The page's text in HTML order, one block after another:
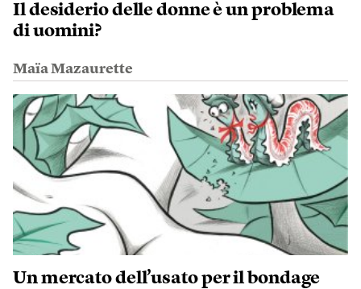
Il desiderio delle donne è un problema
di uomini?
Maïa Mazaurette
Un mercato dell’usato per il bondage